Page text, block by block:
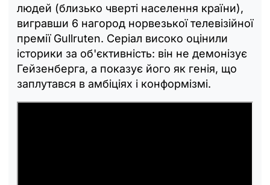
людей (близько чверті населення країни),
вигравши 6 нагород норвезької телевізійної
премії Gullruten. Серіал високо оцінили
історики за об'єктивність: він не демонізує
Гейзенберга, а показує його як генія, що
заплутався в амбіціях і конформізмі.